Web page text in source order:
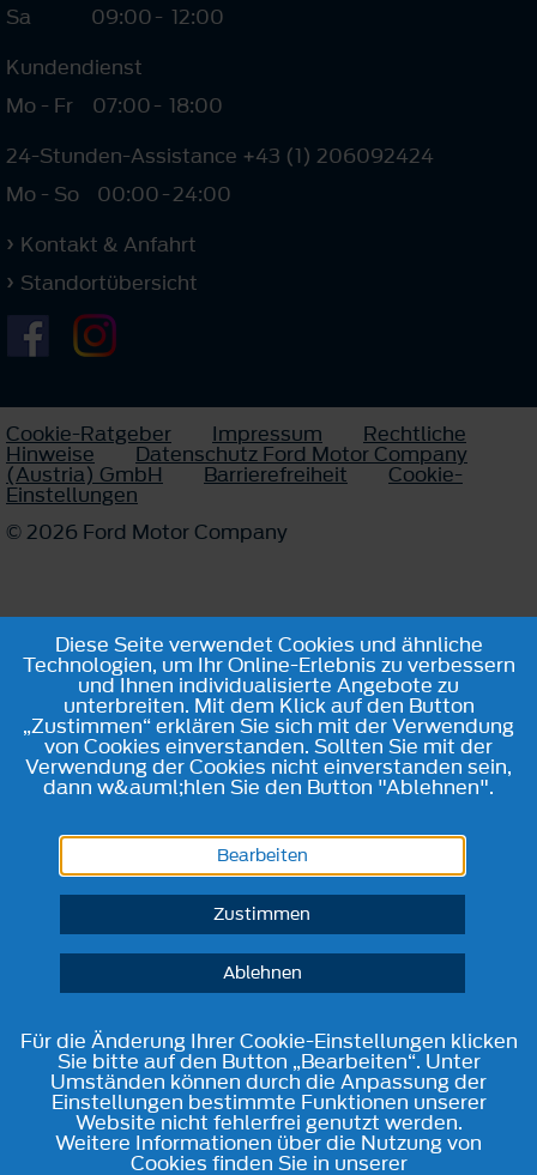
Sa
09:00- 12:00
Kundendienst
Mo - Fr
07:00- 18:00
24-Stunden-Assistance +43 (1) 206092424
Mo - So
00:00-24:00
Kontakt & Anfahrt
Standortübersicht
Cookie-Ratgeber Impressum Rechtliche
Hinweise Datenschutz Ford Motor Company
(Austria) GmbH Barrierefreiheit Cookie-
Einstellungen
© 2026 Ford Motor Company
Diese Seite verwendet Cookies und ähnliche
Technologien, um Ihr Online-Erlebnis zu verbessern
und Ihnen individualisierte Angebote zu
unterbreiten. Mit dem Klick auf den Button
„Zustimmen“ erklären Sie sich mit der Verwendung
von Cookies einverstanden. Sollten Sie mit der
Verwendung der Cookies nicht einverstanden sein,
dann w&auml;hlen Sie den Button "Ablehnen".
Bearbeiten
Zustimmen
Ablehnen
Für die Änderung Ihrer Cookie-Einstellungen klicken
Sie bitte auf den Button „Bearbeiten“. Unter
Umständen können durch die Anpassung der
Einstellungen bestimmte Funktionen unserer
Website nicht fehlerfrei genutzt werden.
Weitere Informationen über die Nutzung von
Cookies finden Sie in unserer